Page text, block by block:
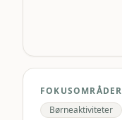
FOKUSOMRÅDER
Børneaktiviteter